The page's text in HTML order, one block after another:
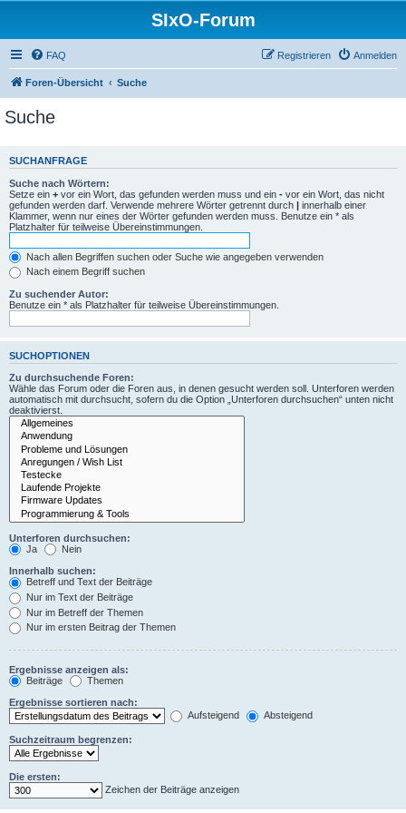
SIxO-Forum
FAQ Anmelden
Registrieren
Foren-Übersicht Suche
Suche
SUCHANFRAGE
Suche nach Wörtern:
Setze ein + vor ein Wort, das gefunden werden muss und ein - vor ein Wort, das nicht
gefunden werden darf. Verwende mehrere Wörter getrennt durch | innerhalb einer
Klammer, wenn nur eines der Wörter gefunden werden muss. Benutze ein * als
Platzhalter für teilweise Übereinstimmungen.
Nach allen Begriffen suchen oder Suche wie angegeben verwenden
Nach einem Begriff suchen
Zu suchender Autor:
Benutze ein * als Platzhalter für teilweise Übereinstimmungen.
SUCHOPTIONEN
Zu durchsuchende Foren:
Wähle das Forum oder die Foren aus, in denen gesucht werden soll. Unterforen werden
automatisch mit durchsucht, sofern du die Option „Unterforen durchsuchen“ unten nicht
deaktivierst.
Unterforen durchsuchen:
Ja
Nein
Innerhalb suchen:
Betreff und Text der Beiträge
Nur im Text der Beiträge
Nur im Betreff der Themen
Nur im ersten Beitrag der Themen
Ergebnisse anzeigen als:
Beiträge
Themen
Ergebnisse sortieren nach:
Aufsteigend
Absteigend
Suchzeitraum begrenzen:
Die ersten:
Zeichen der Beiträge anzeigen